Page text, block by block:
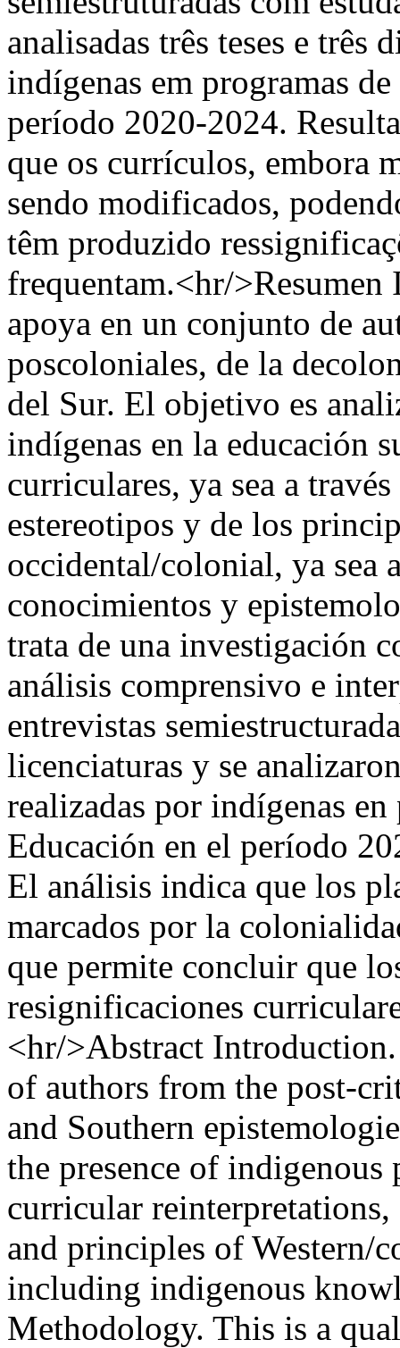
analisadas três teses e três
indígenas em programas
período 2020-2024.
que os currículos, embora
sendo modificados,
têm produzido
frequentam.<hr/
apoya en un conjunto de
poscoloniales, de la
del Sur. El objetivo es
indígenas en la educación
curriculares, ya sea a
estereotipos y de los
occidental/colonial, ya sea
conocimientos y
trata de una investigación
análisis comprensivo e
entrevistas
licenciaturas y se
realizadas por indígenas
Educación en el período
El análisis indica que los
marcados por la
que permite concluir que
resignificaciones
<hr/>Abstract Introduction.
of authors from the post-
and Southern
the presence of indigenous
curricular
and principles of Western/
including indigenous
Methodology. This is a